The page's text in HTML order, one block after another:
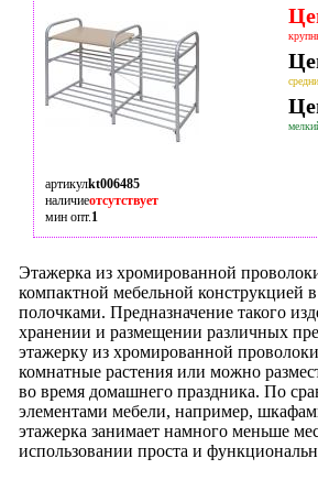
артикулkt006485
наличиеотсутствует
мин опт.1
Этажерка из хромированной
компактной мебельной конструкцией
полочками. Предназначение такого
хранении и размещении различных
этажерку из хромированной
комнатные растения или можно
во время домашнего праздника. По
элементами мебели, например,
этажерка занимает намного меньше
использовании проста и